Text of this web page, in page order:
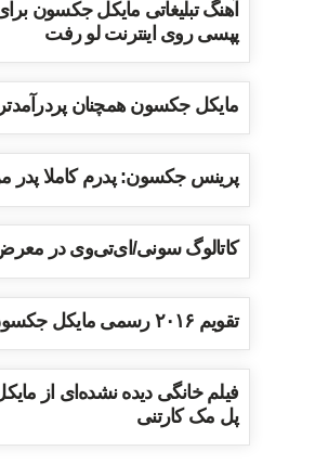
آهنگ تبلیغاتی مایکل جکسون
پپسی روی اینترنت لو رفت
مایکل جکسون همچنان
پرینس جکسون: پدرم کاملا
کاتالوگ سونی/ای‌تی‌وی در
تقویم ۲۰۱۶ رسمی مایکل جکسون
فیلم خانگی دیده نشده‌ای از
پل مک کارتنی